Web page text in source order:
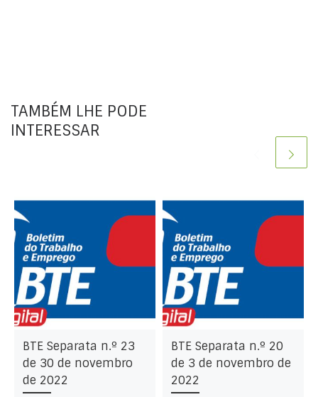
TAMBÉM LHE PODE
INTERESSAR
BTE Separata n.º 23
de 30 de novembro
de 2022
BTE Separata n.º 20
de 3 de novembro de
2022